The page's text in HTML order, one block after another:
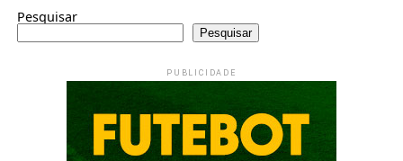
Pesquisar
Pesquisar
PUBLICIDADE